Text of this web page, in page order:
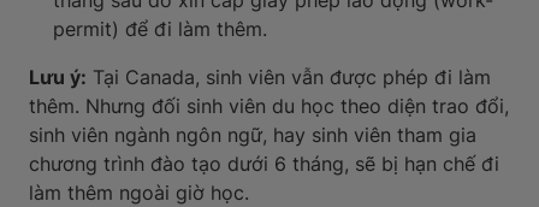
permit) để đi làm thêm.
Lưu ý: Tại Canada, sinh viên vẫn được phép đi làm
thêm. Nhưng đối sinh viên du học theo diện trao đổi,
sinh viên ngành ngôn ngữ, hay sinh viên tham gia
chương trình đào tạo dưới 6 tháng, sẽ bị hạn chế đi
làm thêm ngoài giờ học.